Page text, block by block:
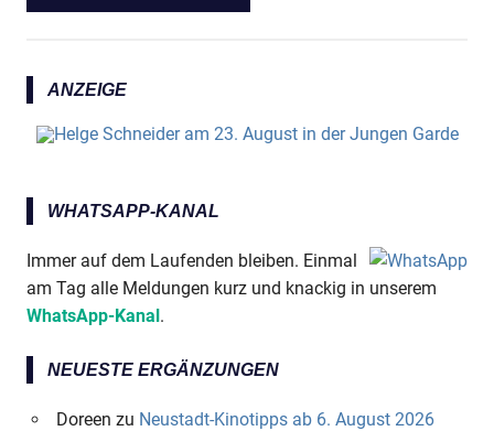
ANZEIGE
WHATSAPP-KANAL
Immer auf dem Laufenden bleiben. Einmal
am Tag alle Meldungen kurz und knackig in unserem
WhatsApp-Kanal.
NEUESTE ERGÄNZUNGEN
Doreen zu Neustadt-Kinotipps ab 6. August 2026